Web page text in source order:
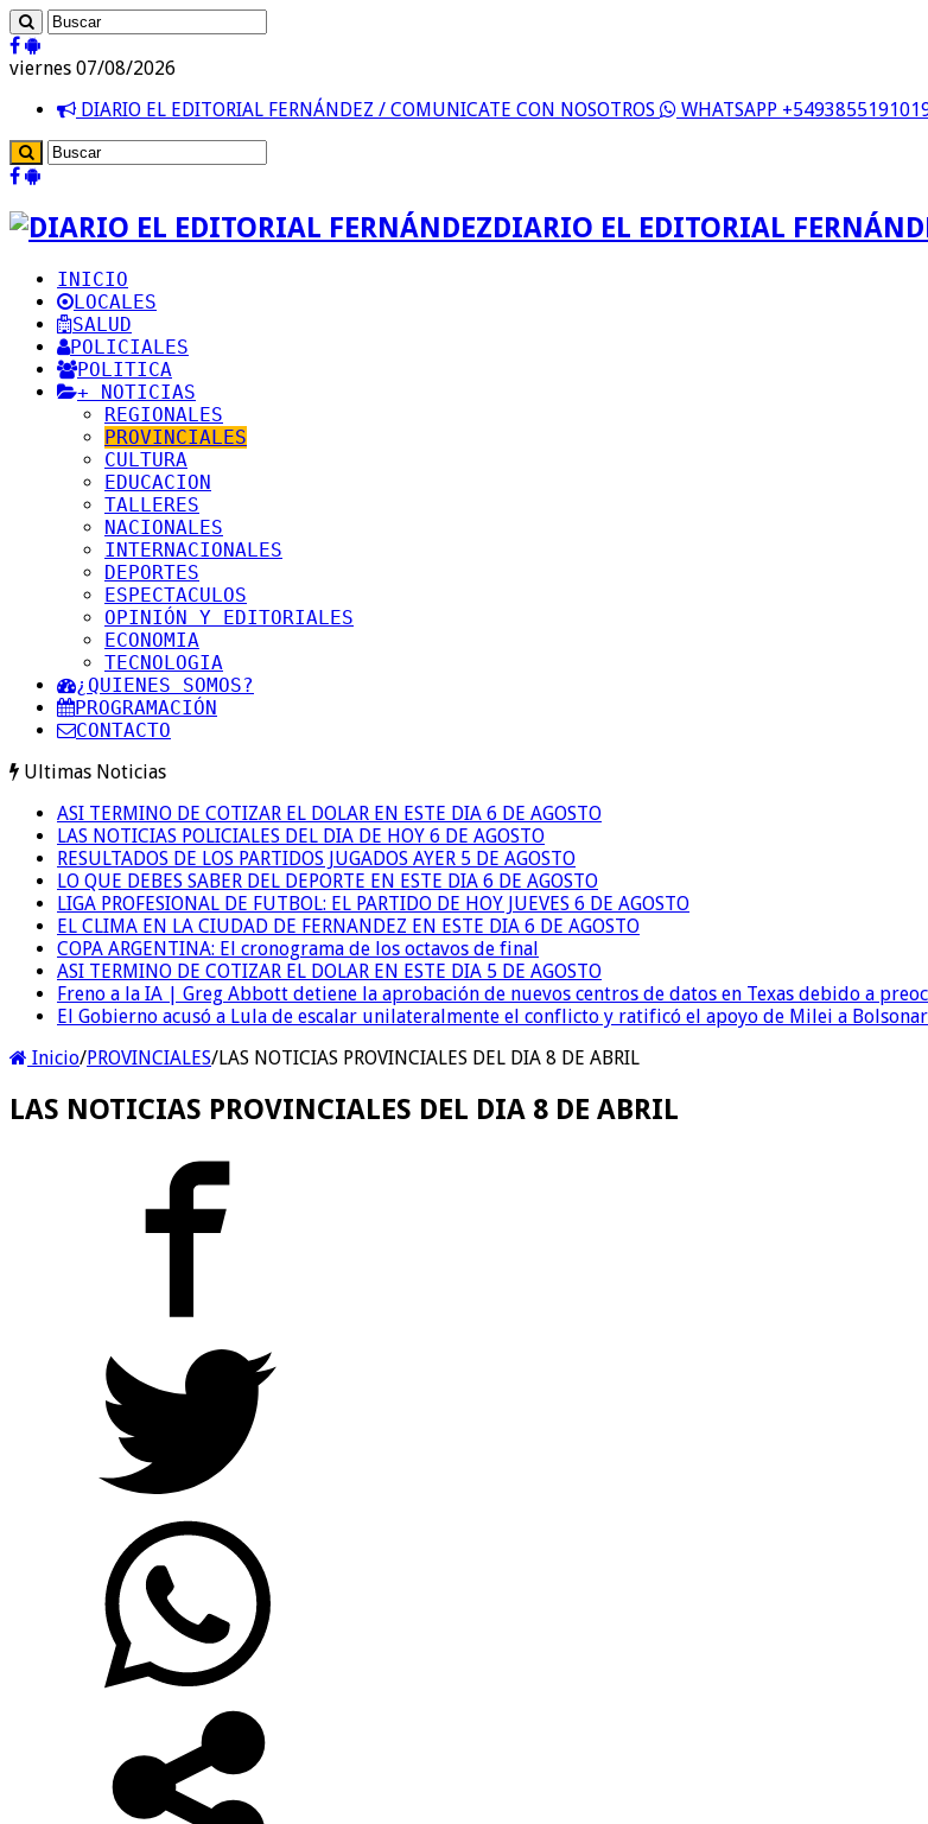
viernes 07/08/2026
DIARIO EL EDITORIAL FERNÁNDEZ / COMUNICATE CON NOSOTROS
WHATSAPP
DIARIO EL EDITORIAL
INICIO
LOCALES
SALUD
POLICIALES
POLITICA
+ NOTICIAS
REGIONALES
PROVINCIALES
CULTURA
EDUCACION
TALLERES
NACIONALES
INTERNACIONALES
DEPORTES
ESPECTACULOS
OPINIÓN Y EDITORIALES
ECONOMIA
TECNOLOGIA
¿QUIENES SOMOS?
PROGRAMACIÓN
CONTACTO
Ultimas Noticias
ASI TERMINO DE COTIZAR EL DOLAR EN ESTE DIA 6 DE AGOSTO
LAS NOTICIAS POLICIALES DEL DIA DE HOY 6 DE AGOSTO
RESULTADOS DE LOS PARTIDOS JUGADOS AYER 5 DE AGOSTO
LO QUE DEBES SABER DEL DEPORTE EN ESTE DIA 6 DE AGOSTO
LIGA PROFESIONAL DE FUTBOL: EL PARTIDO DE HOY JUEVES 6 DE AGOSTO
EL CLIMA EN LA CIUDAD DE FERNANDEZ EN ESTE DIA 6 DE AGOSTO
COPA ARGENTINA: El cronograma de los octavos de final
ASI TERMINO DE COTIZAR EL DOLAR EN ESTE DIA 5 DE AGOSTO
Freno a la IA | Greg Abbott detiene la aprobación de nuevos centros de datos en Texas debido a
El Gobierno acusó a Lula de escalar unilateralmente el conflicto y ratificó el apoyo de Milei a
Inicio/PROVINCIALES/LAS NOTICIAS PROVINCIALES DEL DIA 8 DE ABRIL
LAS NOTICIAS PROVINCIALES DEL DIA 8 DE ABRIL